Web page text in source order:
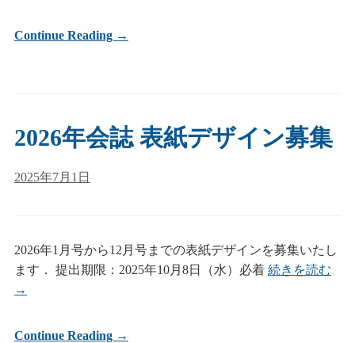
Continue Reading →
2026年会誌 表紙デザイン募集
2025年7月1日
2026年1月号から12月号までの表紙デザインを募集いたし
ます． 提出期限：2025年10月8日（水）必着 続きを読む
→
Continue Reading →